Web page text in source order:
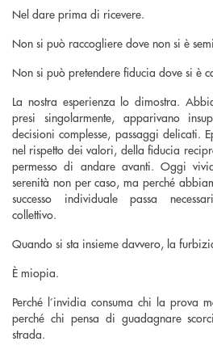
Nel dare prima di ricevere.
Non si può raccogliere dove non si è
Non si può pretendere fiducia dove si è
La nostra esperienza lo dimostra.
presi singolarmente, apparivano
decisioni complesse, passaggi delicati.
nel rispetto dei valori, della fiducia
permesso di andare avanti. Oggi
serenità non per caso, ma perché
successo individuale passa
collettivo.
Quando si sta insieme davvero, la
È miopia.
Perché l’invidia consuma chi la prova
perché chi pensa di guadagnare
strada.